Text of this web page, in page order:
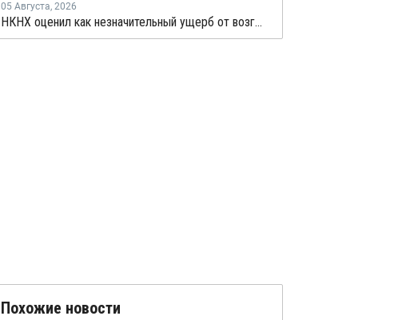
05 Августа, 2026
НКНХ оценил как незначительный ущерб от возгорания на линии полистирола
Похожие новости